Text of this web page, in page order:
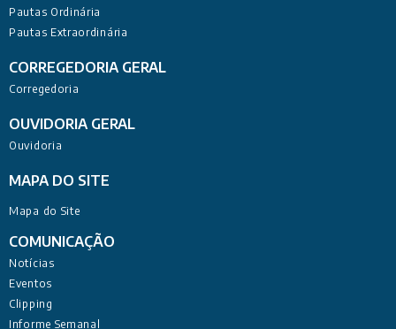
Pautas Ordinária
Pautas Extraordinária
CORREGEDORIA GERAL
Corregedoria
OUVIDORIA GERAL
Ouvidoria
MAPA DO SITE
Mapa do Site
COMUNICAÇÃO
Notícias
Eventos
Clipping
Informe Semanal